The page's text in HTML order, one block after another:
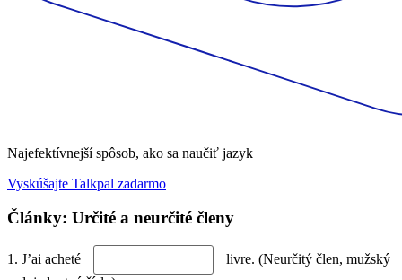
Najefektívnejší spôsob, ako sa naučiť jazyk
Vyskúšajte Talkpal zadarmo
Články: Určité a neurčité členy
1. J’ai acheté
livre. (Neurčitý člen, mužský